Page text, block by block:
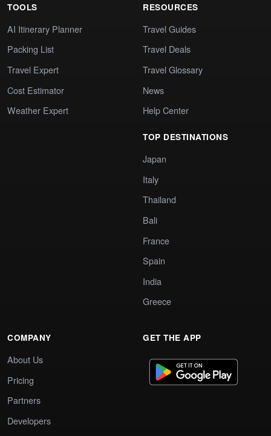
TOOLS
AI Itinerary Planner
Packing List
Travel Expert
Cost Estimator
Weather Expert
RESOURCES
Travel Guides
Travel Deals
Travel Glossary
News
Help Center
TOP DESTINATIONS
Japan
Italy
Thailand
Bali
France
Spain
India
Greece
COMPANY
About Us
Pricing
Partners
Developers
GET THE APP